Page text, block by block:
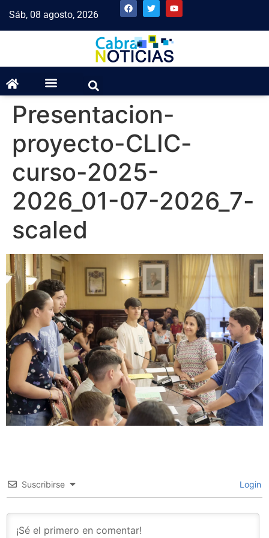
Sáb, 08 agosto, 2026
Presentacion-
proyecto-CLIC-
curso-2025-
2026_01-07-2026_7-
scaled
Suscribirse Login